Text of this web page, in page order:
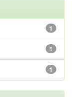
1
1
1